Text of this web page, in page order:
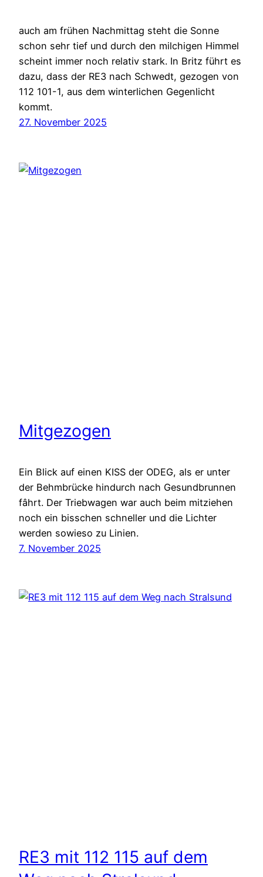
auch am frühen Nachmittag steht die Sonne
schon sehr tief und durch den milchigen Himmel
scheint immer noch relativ stark. In Britz führt es
dazu, dass der RE3 nach Schwedt, gezogen von
112 101-1, aus dem winterlichen Gegenlicht
kommt.
27. November 2025
Mitgezogen
Ein Blick auf einen KISS der ODEG, als er unter
der Behmbrücke hindurch nach Gesundbrunnen
fâhrt. Der Triebwagen war auch beim mitziehen
noch ein bisschen schneller und die Lichter
werden sowieso zu Linien.
7. November 2025
RE3 mit 112 115 auf dem